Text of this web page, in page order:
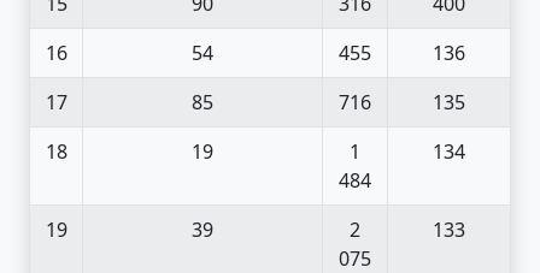
16
54 455
136
17
85 716
135
18
19
1
484
134
19 39
2
075
133